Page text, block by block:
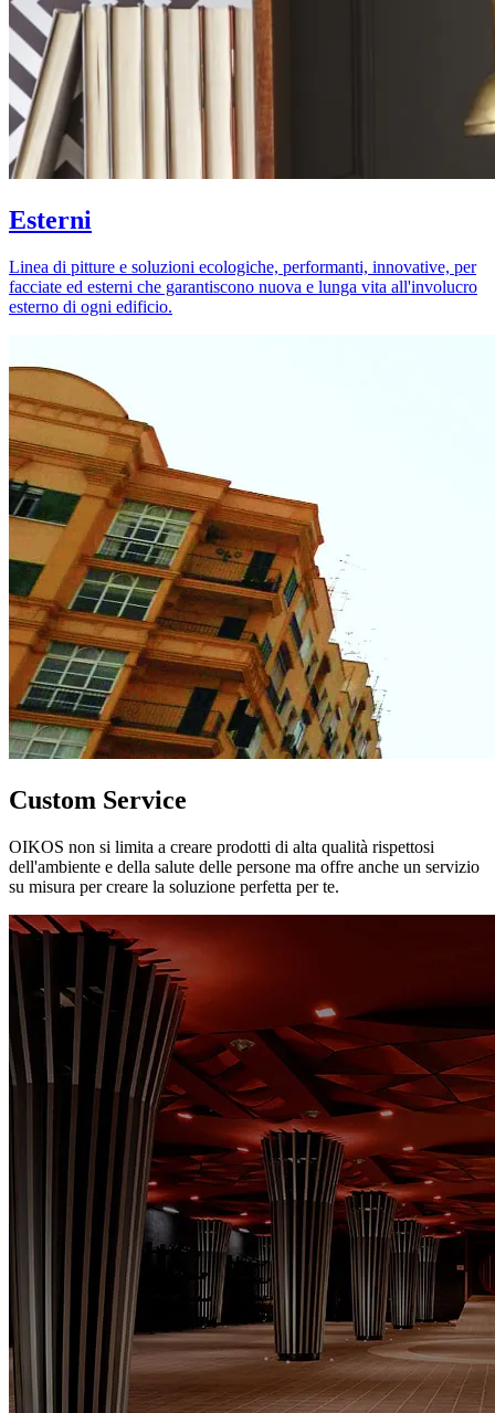
Esterni
Linea di pitture e soluzioni ecologiche, performanti, innovative, per
facciate ed esterni che garantiscono nuova e lunga vita all'involucro
esterno di ogni edificio.
Custom Service
OIKOS non si limita a creare prodotti di alta qualità rispettosi
dell'ambiente e della salute delle persone ma offre anche un servizio
su misura per creare la soluzione perfetta per te.